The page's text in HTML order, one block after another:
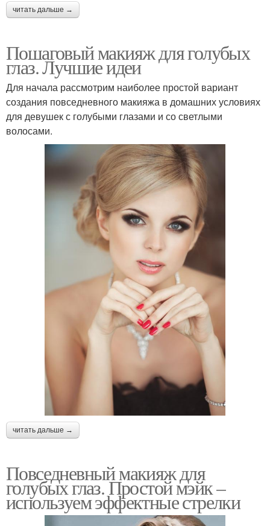
читать дальше →
Пошаговый макияж для голубых
глаз. Лучшие идеи
Для начала рассмотрим наиболее простой вариант
создания повседневного макияжа в домашних условиях
для девушек с голубыми глазами и со светлыми
волосами.
читать дальше →
Повседневный макияж для
голубых глаз. Простой мэйк –
используем эффектные стрелки